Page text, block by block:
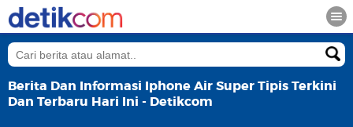
Berita Dan Informasi Iphone Air Super Tipis Terkini
Dan Terbaru Hari Ini - Detikcom